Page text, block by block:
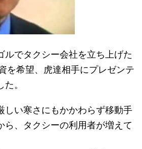
ルでタクシー会社を立ち上げた
を希望、 虎達相手にプレゼンテ
。
しい寒さにもかかわらず移動手
ら、タクシーの利用者が増えて